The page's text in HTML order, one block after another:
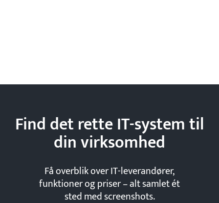
Find det rette IT-system til
dinvirksomhed
Få overblik over IT-leverandører,
funktioner og priser – alt samlet ét
sted med screenshots.